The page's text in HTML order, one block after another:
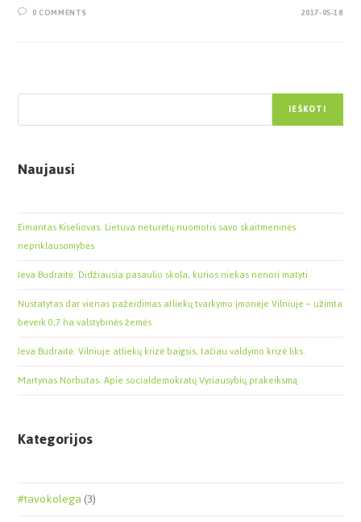
0 COMMENTS 2017-05-18
IEŠKOTI
Naujausi
Eimantas Kiseliovas. Lietuva neturėtų nuomotis savo skaitmeninės
nepriklausomybės
Ieva Budraitė. Didžiausia pasaulio skola, kurios niekas nenori matyti
Nustatytas dar vienas pažeidimas atliekų tvarkymo įmonėje Vilniuje – užimta
beveik 0,7 ha valstybinės žemės
Ieva Budraitė. Vilniuje atliekų krizė baigsis, tačiau valdymo krizė liks.
Martynas Norbutas. Apie socialdemokratų Vyriausybių prakeiksmą
Kategorijos
#tavokolega(3)